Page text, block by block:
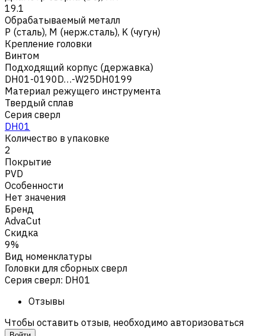
19.1
Обрабатываемый металл
Р (сталь), M (нерж.сталь), K (чугун)
Крепление головки
Винтом
Подходящий корпус (державка)
DH01-0190D…-W25DH0199
Материал режущего инструмента
Твердый сплав
Серия сверл
DH01
Количество в упаковке
2
Покрытие
PVD
Особенности
Нет значения
Бренд
AdvaCut
Скидка
9%
Вид номенклатуры
Головки для сборных сверл
Серия сверл: DH01
Отзывы
Чтобы оставить отзыв, необходимо авторизоваться